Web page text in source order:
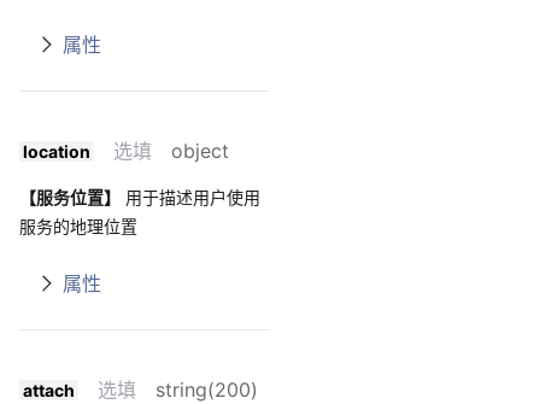
属性
location 选填 object
【服务位置】
用于描述用户使用
服务的地理位置
属性
attach 选填 string(200)